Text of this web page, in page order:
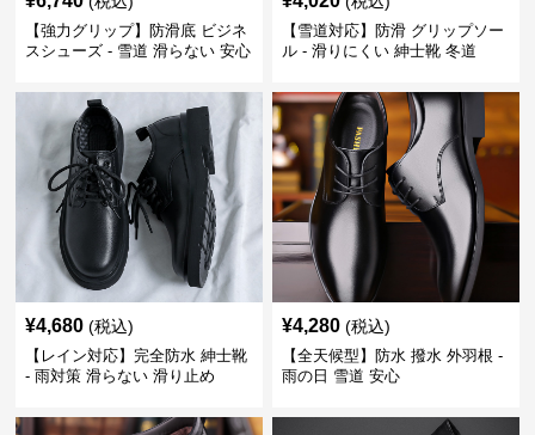
【強力グリップ】防滑底 ビジネ
スシューズ - 雪道 滑らない 安心
【雪道対応】防滑 グリップソー
ル - 滑りにくい 紳士靴 冬道
¥4,680 (税込)
【レイン対応】完全防水 紳士靴
- 雨対策 滑らない 滑り止め
¥4,280 (税込)
【全天候型】防水 撥水 外羽根 -
雨の日 雪道 安心